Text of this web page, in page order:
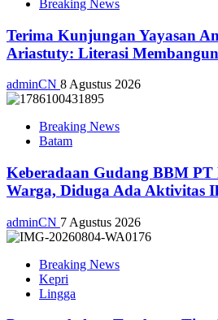
Breaking News
Terima Kunjungan Yayasan
Ariastuty: Literasi
adminCN 8 Agustus 2026
Breaking News
Batam
Keberadaan Gudang BBM
Warga, Diduga Ada Aktivitas
adminCN 7 Agustus 2026
Breaking News
Kepri
Lingga